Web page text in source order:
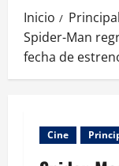
Inicio
Principal
Spider-Man
fecha de
Cine